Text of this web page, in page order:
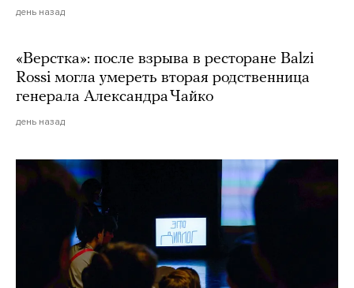
день назад
«Верстка»: после взрыва в ресторане Balzi
Rossi могла умереть вторая родственница
генерала Александра Чайко
день назад